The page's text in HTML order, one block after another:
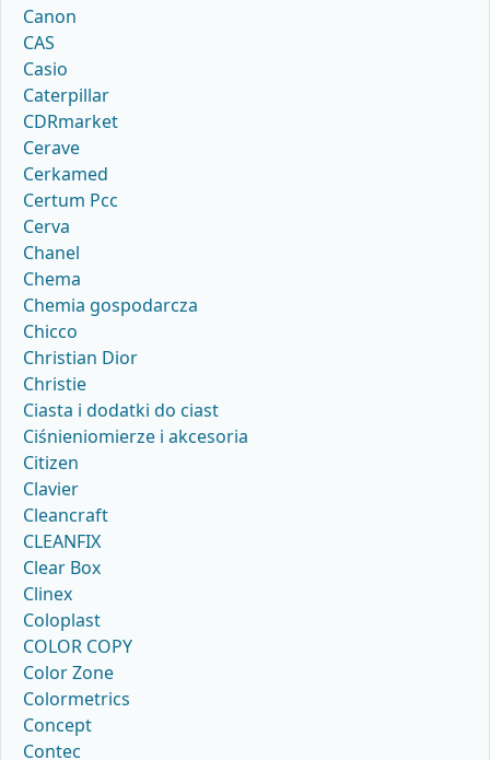
Canon
CAS
Casio
Caterpillar
CDRmarket
Cerave
Cerkamed
Certum Pcc
Cerva
Chanel
Chema
Chemia gospodarcza
Chicco
Christian Dior
Christie
Ciasta i dodatki do ciast
Ciśnieniomierze i akcesoria
Citizen
Clavier
Cleancraft
CLEANFIX
Clear Box
Clinex
Coloplast
COLOR COPY
Color Zone
Colormetrics
Concept
Contec